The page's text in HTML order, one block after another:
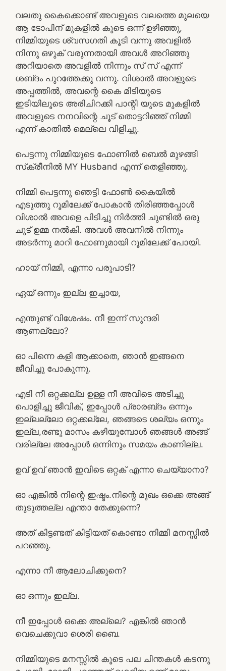
വലതു കൈക്കൊണ്ട് അവളുടെ വലത്തെ മുലയെ
ആ ടോപിന് മുകളിൽ കൂടെ ഒന്ന് ഉഴിഞ്ഞു,
നിമ്മിയുടെ ശ്വസഗതി കൂടി വന്നു അവളിൽ
നിന്നു ഒഴുക് വരുന്നതായി അവൾ അറിഞ്ഞു
അറിയാതെ അവളിൽ നിന്നും സ് സ് എന്ന്
ശബ്‌ദം പുറത്തേക്കു വന്നു. വിശാൽ അവളുടെ
അപ്പത്തിൽ, അവന്റെ കൈ മിടിയുടെ
ഇടിയിലൂടെ അരിചിറക്കി പാന്റി യുടെ മുകളിൽ
അവളുടെ നനവിന്റെ ചൂട് തൊട്ടറിഞ്ഞ് നിമ്മി
എന്ന് കാതിൽ മെല്ലെ വിളിച്ചു.
പെട്ടന്നു നിമ്മിയുടെ ഫോണിൽ ബെൽ മുഴങ്ങി
സ്‌ക്രീനിൽ MY Husband എന്ന് തെളിഞ്ഞു.
നിമ്മി പെട്ടന്നു ഞെട്ടി ഫോൺ കൈയിൽ
എടുത്തു റൂമിലേക്ക് പോകാൻ തിരിഞ്ഞപ്പോൾ
വിശാൽ അവളെ പിടിച്ചു നിർത്തി ചുണ്ടിൽ ഒരു
ചൂട് ഉമ്മ നൽകി. അവൾ അവനിൽ നിന്നും
അടർന്നു മാറി ഫോണുമായി റൂമിലേക്ക് പോയി.
ഹായ് നിമ്മി, എന്നാ പരുപാടി?
ഏയ്‌ ഒന്നും ഇല്ല ഇച്ചായ,
എന്തുണ്ട് വിശേഷം. നീ ഇന്ന് സുന്ദരി
ആണല്ലോ?
ഓ പിന്നെ കളി ആക്കാതെ, ഞാൻ ഇങ്ങനെ
ജീവിച്ചു പോകുന്നു.
എടി നീ ഒറ്റക്കല്ല ഉള്ള നീ അവിടെ അടിച്ചു
പൊളിച്ചു ജീവിക്, ഇപ്പോൾ പ്രാരബ്‌ദം ഒന്നും
ഇല്ലല്ലോ ഒറ്റക്കല്ലേ, ഞങ്ങടെ ശല്യം ഒന്നും
ഇല്ല,രണ്ടു മാസം കഴിയുമ്പോൾ ഞങ്ങൾ അങ്ങ്
വരില്ലേ അപ്പോൾ ഒന്നിനും സമയം കാണില്ല.
ഉവ് ഉവ് ഞാൻ ഇവിടെ ഒറ്റക് എന്നാ ചെയ്യാനാ?
ഓ എങ്കിൽ നിന്റെ ഇഷ്ടം.നിന്റെ മുഖം ഒക്കെ അങ്ങ്
തുടുത്തല്ല എന്താ തേക്കുന്നെ?
അത് കിട്ടണ്ടത് കിട്ടിയത് കൊണ്ടാ നിമ്മി മനസ്സിൽ
പറഞ്ഞു.
എന്നാ നീ ആലോചിക്കുനെ?
ഓ ഒന്നും ഇല്ല.
നീ ഇപ്പോൾ ഒക്കെ അല്ലെ? എങ്കിൽ ഞാൻ
വെചെക്കുവാ ശെരി ബൈ.
നിമ്മിയുടെ മനസ്സിൽ കൂടെ പല ചിന്തകൾ കടന്നു